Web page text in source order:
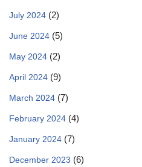
July 2024 (2)
June 2024 (5)
May 2024 (2)
April 2024 (9)
March 2024 (7)
February 2024 (4)
January 2024 (7)
December 2023 (6)